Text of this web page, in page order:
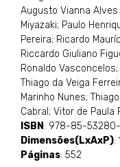
Augusto Vianna
Miyazaki; Paulo
Pereira; Ricardo
Riccardo Giuliano
Ronaldo
Thiago da Veiga
Marinho Nunes;
Cabral; Vitor de Paula
ISBN : 978-85-
Dimensões(LxAxP):
Páginas: 552